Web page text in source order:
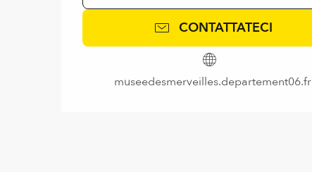
CONTATTATECI
museedesmerveilles.departement06.fr